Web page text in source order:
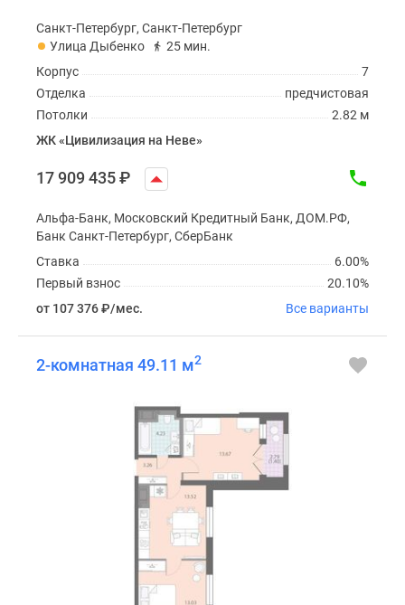
Санкт-Петербург, Санкт-Петербург
Улица Дыбенко
25 мин.
7
Корпус
предчистовая
Отделка
2.82 м
Потолки
ЖК «Цивилизация на Неве»
17 909 435₽
Альфа-Банк, Московский Кредитный Банк, ДОМ.РФ,
Банк Санкт-Петербург, СберБанк
6.00%
Ставка
20.10%
Первый взнос
от 107 376₽/мес. Все варианты
2-комнатная 49.11 м2